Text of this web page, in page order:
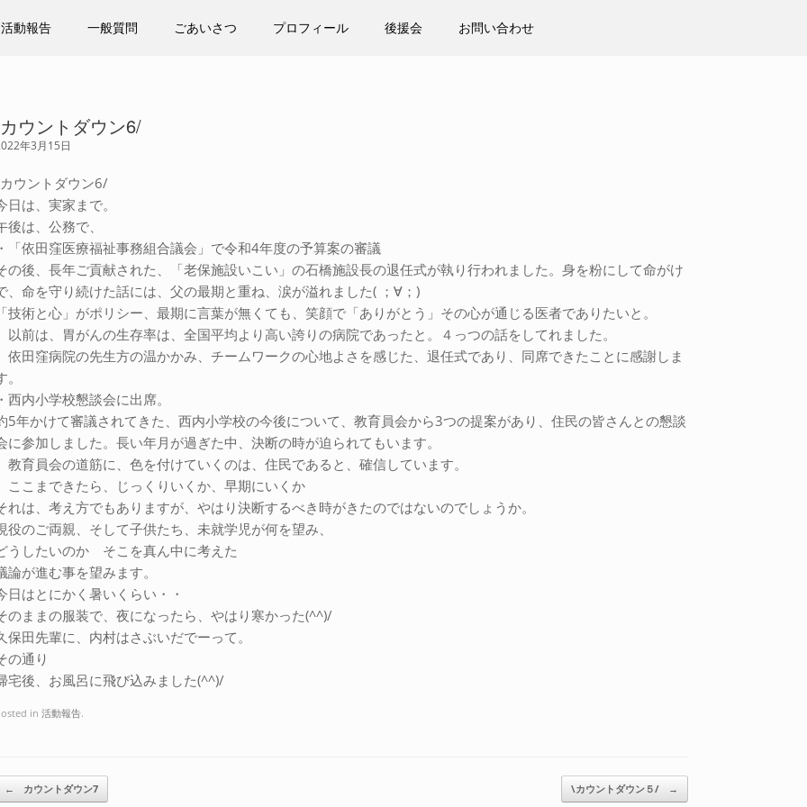
活動報告 一般質問 ごあいさつ プロフィール 後援会 お問い合わせ
ウントダウン6/
2022年3月15日
ウントダウン6/
日は、実家まで。
後は、公務で、
「依田窪医療福祉事務組合議会」で令和4年度の予算案の審議
の後、長年ご貢献された、「老保施設いこい」の石橋施設長の退任式が執り行われました。身を粉にして命がけ
、命を守り続けた話には、父の最期と重ね、涙が溢れました( ；∀；)
技術と心」がポリシー、最期に言葉が無くても、笑顔で「ありがとう」その心が通じる医者でありたいと。
前は、胃がんの生存率は、全国平均より高い誇りの病院であったと。４っつの話をしてれました。
田窪病院の先生方の温かかみ、チームワークの心地よさを感じた、退任式であり、同席できたことに感謝しま
。
西内小学校懇談会に出席。
5年かけて審議されてきた、西内小学校の今後について、教育員会から3つの提案があり、住民の皆さんとの懇談
に参加しました。長い年月が過ぎた中、決断の時が迫られてもいます。
育員会の道筋に、色を付けていくのは、住民であると、確信しています。
こまできたら、じっくりいくか、早期にいくか
れは、考え方でもありますが、やはり決断するべき時がきたのではないのでしょうか。
役のご両親、そして子供たち、未就学児が何を望み、
うしたいのか そこを真ん中に考えた
論が進む事を望みます。
日はとにかく暑いくらい・・
のままの服装で、夜になったら、やはり寒かった(^^)/
保田先輩に、内村はさぶいだでーって。
の通り
宅後、お風呂に飛び込みました(^^)/
in活動報告.
navigation
← カウントダウン7 \カウントダウン５/ →